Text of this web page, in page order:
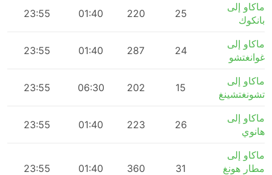
ماكاو إلى
بانكوك
25
220
01:40
23:55
ماكاو إلى
غوانغتشو
24
287
01:40
23:55
ماكاو إلى
تشونغتشينغ
15
202
06:30
23:55
ماكاو إلى
هانوي
26
223
01:40
23:55
ماكاو إلى
مطار هونغ
31
360
01:40
23:55